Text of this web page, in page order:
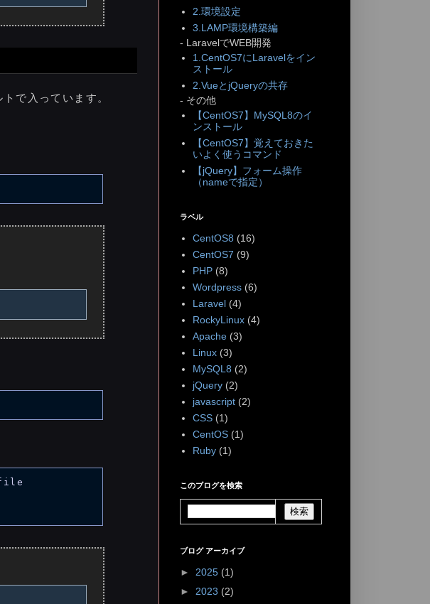
で入っています。
2.環境設定
3.LAMP環境構築編
- LaravelでWEB開発
1.CentOS7にLaravelをイン
ストール
2.VueとjQueryの共存
- その他
【CentOS7】MySQL8のイ
ンストール
【CentOS7】覚えておきた
いよく使うコマンド
【jQuery】フォーム操作
（nameで指定）
ラベル
CentOS8 (16)
CentOS7 (9)
PHP (8)
Wordpress (6)
Laravel (4)
RockyLinux (4)
Apache (3)
Linux (3)
MySQL8 (2)
jQuery (2)
javascript (2)
CSS (1)
CentOS (1)
Ruby (1)
このブログを検索
ブログ アーカイブ
► 2025 (1)
► 2023 (2)